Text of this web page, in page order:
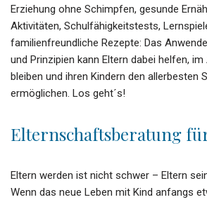
Erziehung ohne Schimpfen, gesunde
Aktivitäten, Schulfähigkeitstests,
familienfreundliche Rezepte: Das
und Prinzipien kann Eltern dabei helfen,
bleiben und ihren Kindern den allerbesten
ermöglichen. Los geht´s!
Elternschaftsberatung
Eltern werden ist nicht schwer – Eltern
Wenn das neue Leben mit Kind anfangs